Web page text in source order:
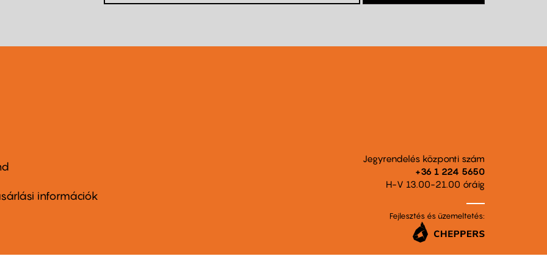
információk
Jegyrendelés központi szám
+36 1 224 5650
H-V 13.00-21.00 óráig
Fejlesztés és üzemeltetés: